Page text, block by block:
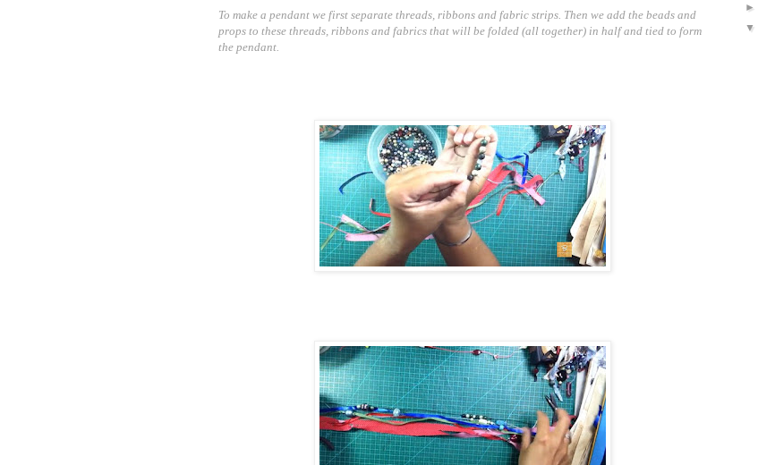
To make a pendant we first separate threads, ribbons and fabric strips. Then we add the beads and
props to these threads, ribbons and fabrics that will be folded (all together) in half and tied to form
the pendant.
►
▼